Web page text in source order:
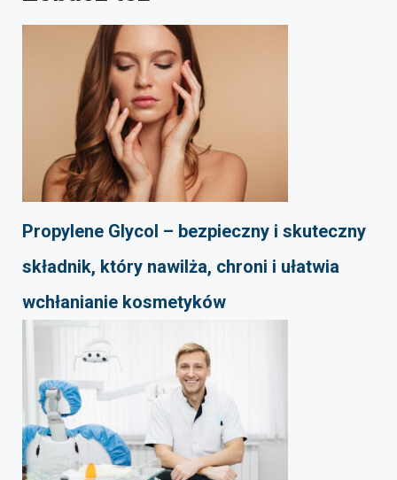
Propylene Glycol – bezpieczny i skuteczny
składnik, który nawilża, chroni i ułatwia
wchłanianie kosmetyków